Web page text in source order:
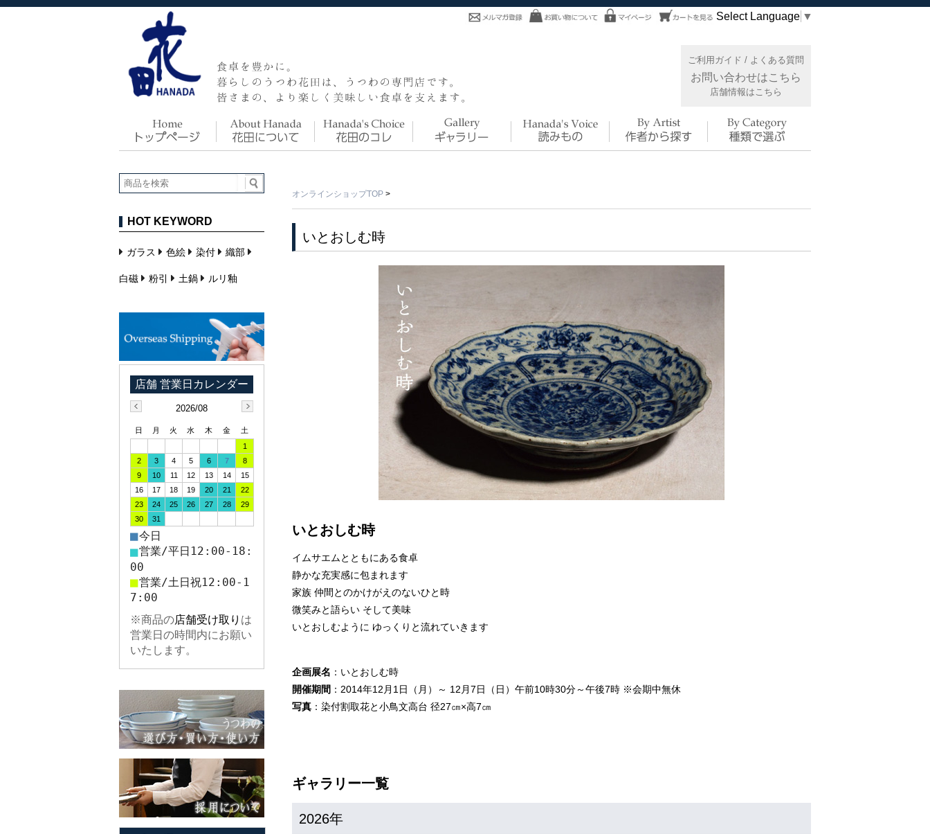
Select Language ▼
ご利用ガイド / よくある質問
お問い合わせはこちら
店舗情報はこちら
オンラインショップTOP >
いとおしむ時
いとおしむ時
イムサエムとともにある食卓
静かな充実感に包まれます
家族 仲間とのかけがえのないひと時
微笑みと語らい そして美味
いとおしむように ゆっくりと流れていきます
企画展名 ：いとおしむ時
開催期間 ：2014年12月1日（月）～ 12月7日（日）午前10時30分～午後7時 ※会期中無休
写真 ：染付割取花と小鳥文高台 径27㎝×高7㎝
ギャラリー一覧
2026年
HOT KEYWORD
ガラス 色絵 染付 織部
白磁 粉引 土鍋 ルリ釉
2026/08
日 月 火 水 木 金
土
1
2
3 4 5 6 7
8
9
10 11 12 13 14
15
16
17 18 19 20 21
22
23
24 25 26 27 28
29
30
31
■今日
■営業/平日12:00-18:
00
■営業/土日祝12:00-1
7:00
※商品の店舗受け取り は
営業日の時間内にお願い
いたします。